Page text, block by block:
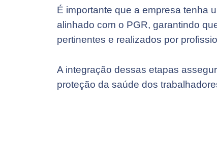
É importante que a empresa tenha
alinhado com o PGR, garantindo
pertinentes e realizados por
A integração dessas etapas
proteção da saúde dos